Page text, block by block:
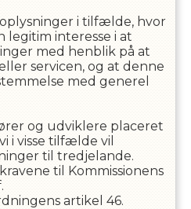
i tilfælde, hvor
legitim interesse i at
med henblik på at
servicen, og at denne
med generel
og udviklere placeret
i visse tilfælde vil
til tredjelande.
til Kommissionens
artikel 46.